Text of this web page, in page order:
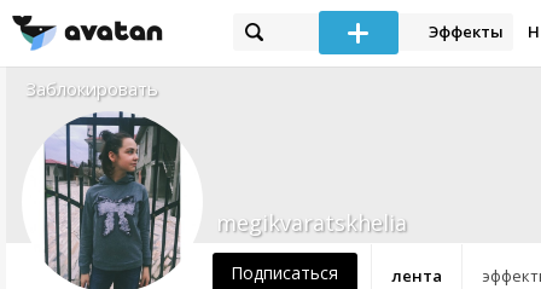
Эффекты
Заблокировать
лента
megikvaratskhelia
Подписаться